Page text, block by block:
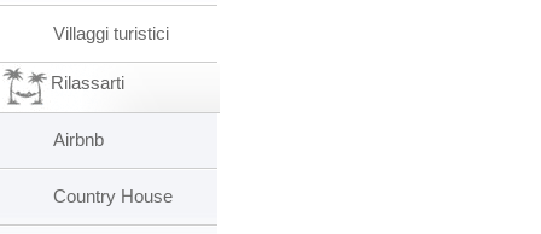
Villaggi turistici
Rilassarti
Airbnb
Country House